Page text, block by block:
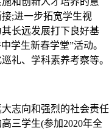
;进一步拓宽学生视
长远发展打下良好基
学生新春学堂”活动。
礼、学科素养考察等。
志向和强烈的社会责任
三学生(参加2020年全